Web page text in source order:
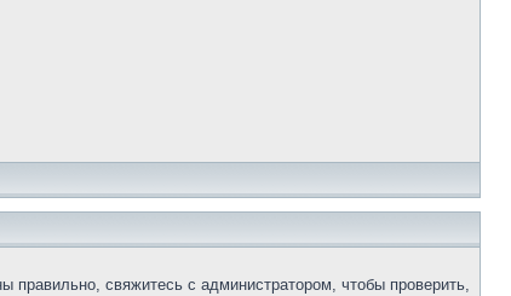
свяжитесь с администратором, чтобы проверить,